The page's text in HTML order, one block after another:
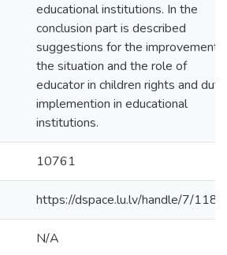
educational institutions. In the
conclusion part is described
suggestions for the improvement
the situation and the role of
educator in children rights and duty
implemention in educational
institutions.
10761
https://dspace.lu.lv/handle/7/
N/A